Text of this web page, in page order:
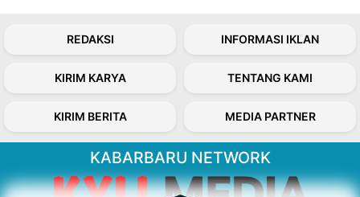
REDAKSI INFORMASI IKLAN
KIRIM KARYA TENTANG KAMI
KIRIM BERITA MEDIA PARTNER
KABARBARU NETWORK